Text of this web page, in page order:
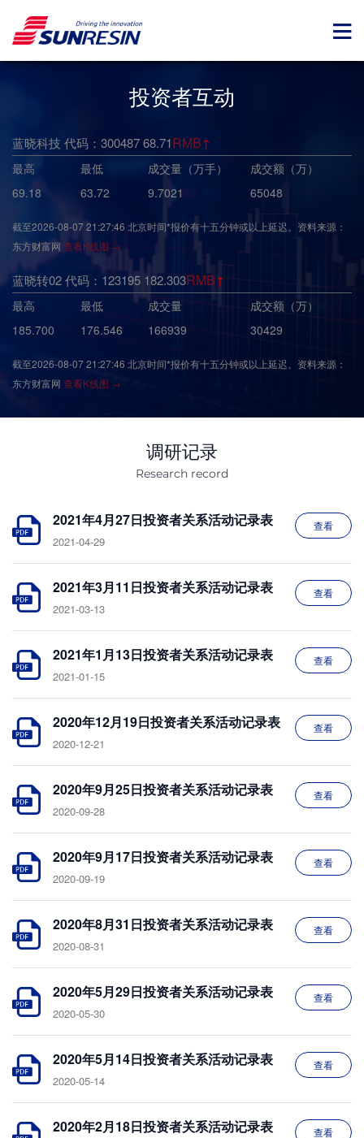
投资者互动
蓝晓科技 代码：30048768.71RMB↑
最高 最低 成交量（万手）
成交额（万）
69.18
63.72 9.7021 65048
截至2026-08-07 21:27:46 北京时间*报价有十五分钟或以上延迟。资料来源：
东方财富网 查看K线图 →
蓝晓转02 代码：123195 182.303RMB↑
最高 最低 成交量
成交额（万）
185.700
176.546 166939 30429
截至2026-08-07 21:27:46 北京时间*报价有十五分钟或以上延迟。资料来源：
东方财富网 查看K线图 →
调研记录
Research record
2021年4月27日投资者关系活动记录表
2021-04-29
查看
2021年3月11日投资者关系活动记录表
2021-03-13
查看
2021年1月13日投资者关系活动记录表
2021-01-15
查看
2020年12月19日投资者关系活动记录表
2020-12-21
查看
2020年9月25日投资者关系活动记录表
2020-09-28
查看
2020年9月17日投资者关系活动记录表
2020-09-19
查看
2020年8月31日投资者关系活动记录表
2020-08-31
查看
2020年5月29日投资者关系活动记录表
2020-05-30
查看
2020年5月14日投资者关系活动记录表
2020-05-14
查看
2020年2月18日投资者关系活动记录表 查看